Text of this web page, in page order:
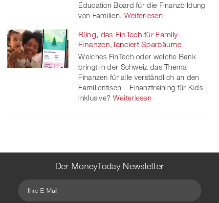
Education Board für die Finanzbildung
von Familien. Weiterlesen
Bling, das FinTech für Family-
Finanzen, lanciert Sparbäume
Welches FinTech oder welche Bank
bringt in der Schweiz das Thema
Finanzen für alle verständlich an den
Familientisch – Finanztraining für Kids
inklusive? Weiterlesen
Der MoneyToday Newsletter